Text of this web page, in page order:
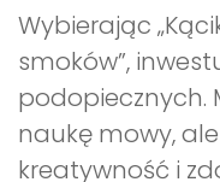
Wybierając
smoków”,
podopiecznych.
naukę mowy,
kreatywność i